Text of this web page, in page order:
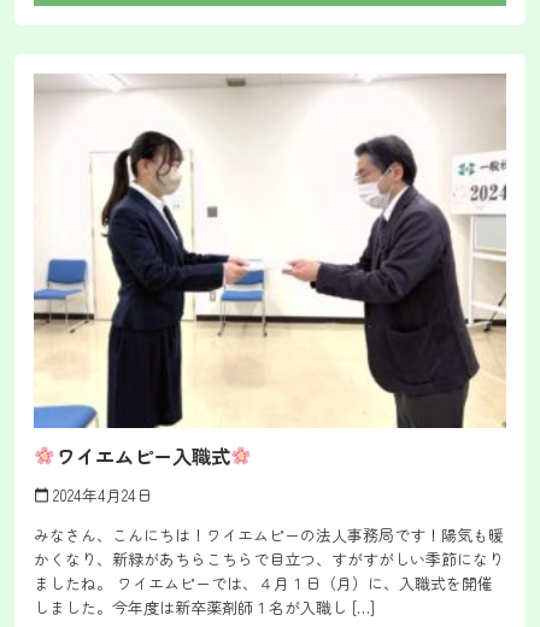
ワイエムピー入職式
calendar_today 2024年4月24日
みなさん、こんにちは！ワイエムピーの法人事務局です！陽気も暖
かくなり、新緑があちらこちらで目立つ、すがすがしい季節になり
ましたね。 ワイエムピーでは、４月１日（月）に、入職式を開催
しました。今年度は新卒薬剤師１名が入職し […]